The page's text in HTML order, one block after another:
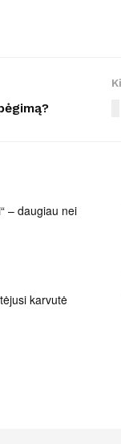
– daugiau nei
karvutė